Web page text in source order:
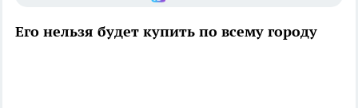
Его нельзя будет купить по всему городу